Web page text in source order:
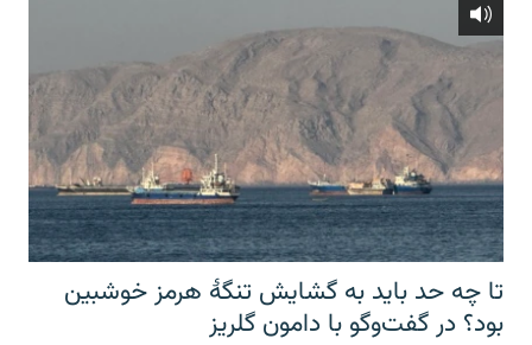
تا چه حد باید به گشایش تنگهٔ هرمز خوشبین
بود؟ در گفت‌وگو با دامون گلریز